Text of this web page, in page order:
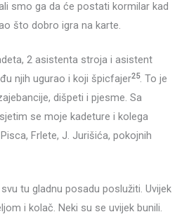
smo ga da će postati kormilar kad
što dobro igra na karte.
2 asistenta stroja i asistent
njih ugurao i koji špicfajer25. To je
dišpeti i pjesme. Sa
se moje kadeture i kolega
Frlete, J. Jurišića, pokojnih
tu gladnu posadu poslužiti. Uvijek
i kolač. Neki su se uvijek bunili.